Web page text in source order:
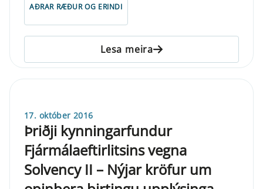
AÐRAR RÆÐUR OG ERINDI
Lesa meira
17. október 2016
Þriðji kynningarfundur
Fjármálaeftirlitsins vegna
Solvency II – Nýjar kröfur um